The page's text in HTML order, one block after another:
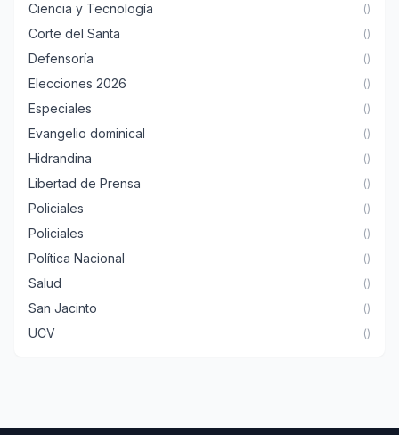
Ciencia y Tecnología ()
Corte del Santa ()
Defensoría ()
Elecciones 2026 ()
Especiales ()
Evangelio dominical ()
Hidrandina ()
Libertad de Prensa ()
Policiales ()
Policiales ()
Política Nacional ()
Salud ()
San Jacinto ()
UCV ()